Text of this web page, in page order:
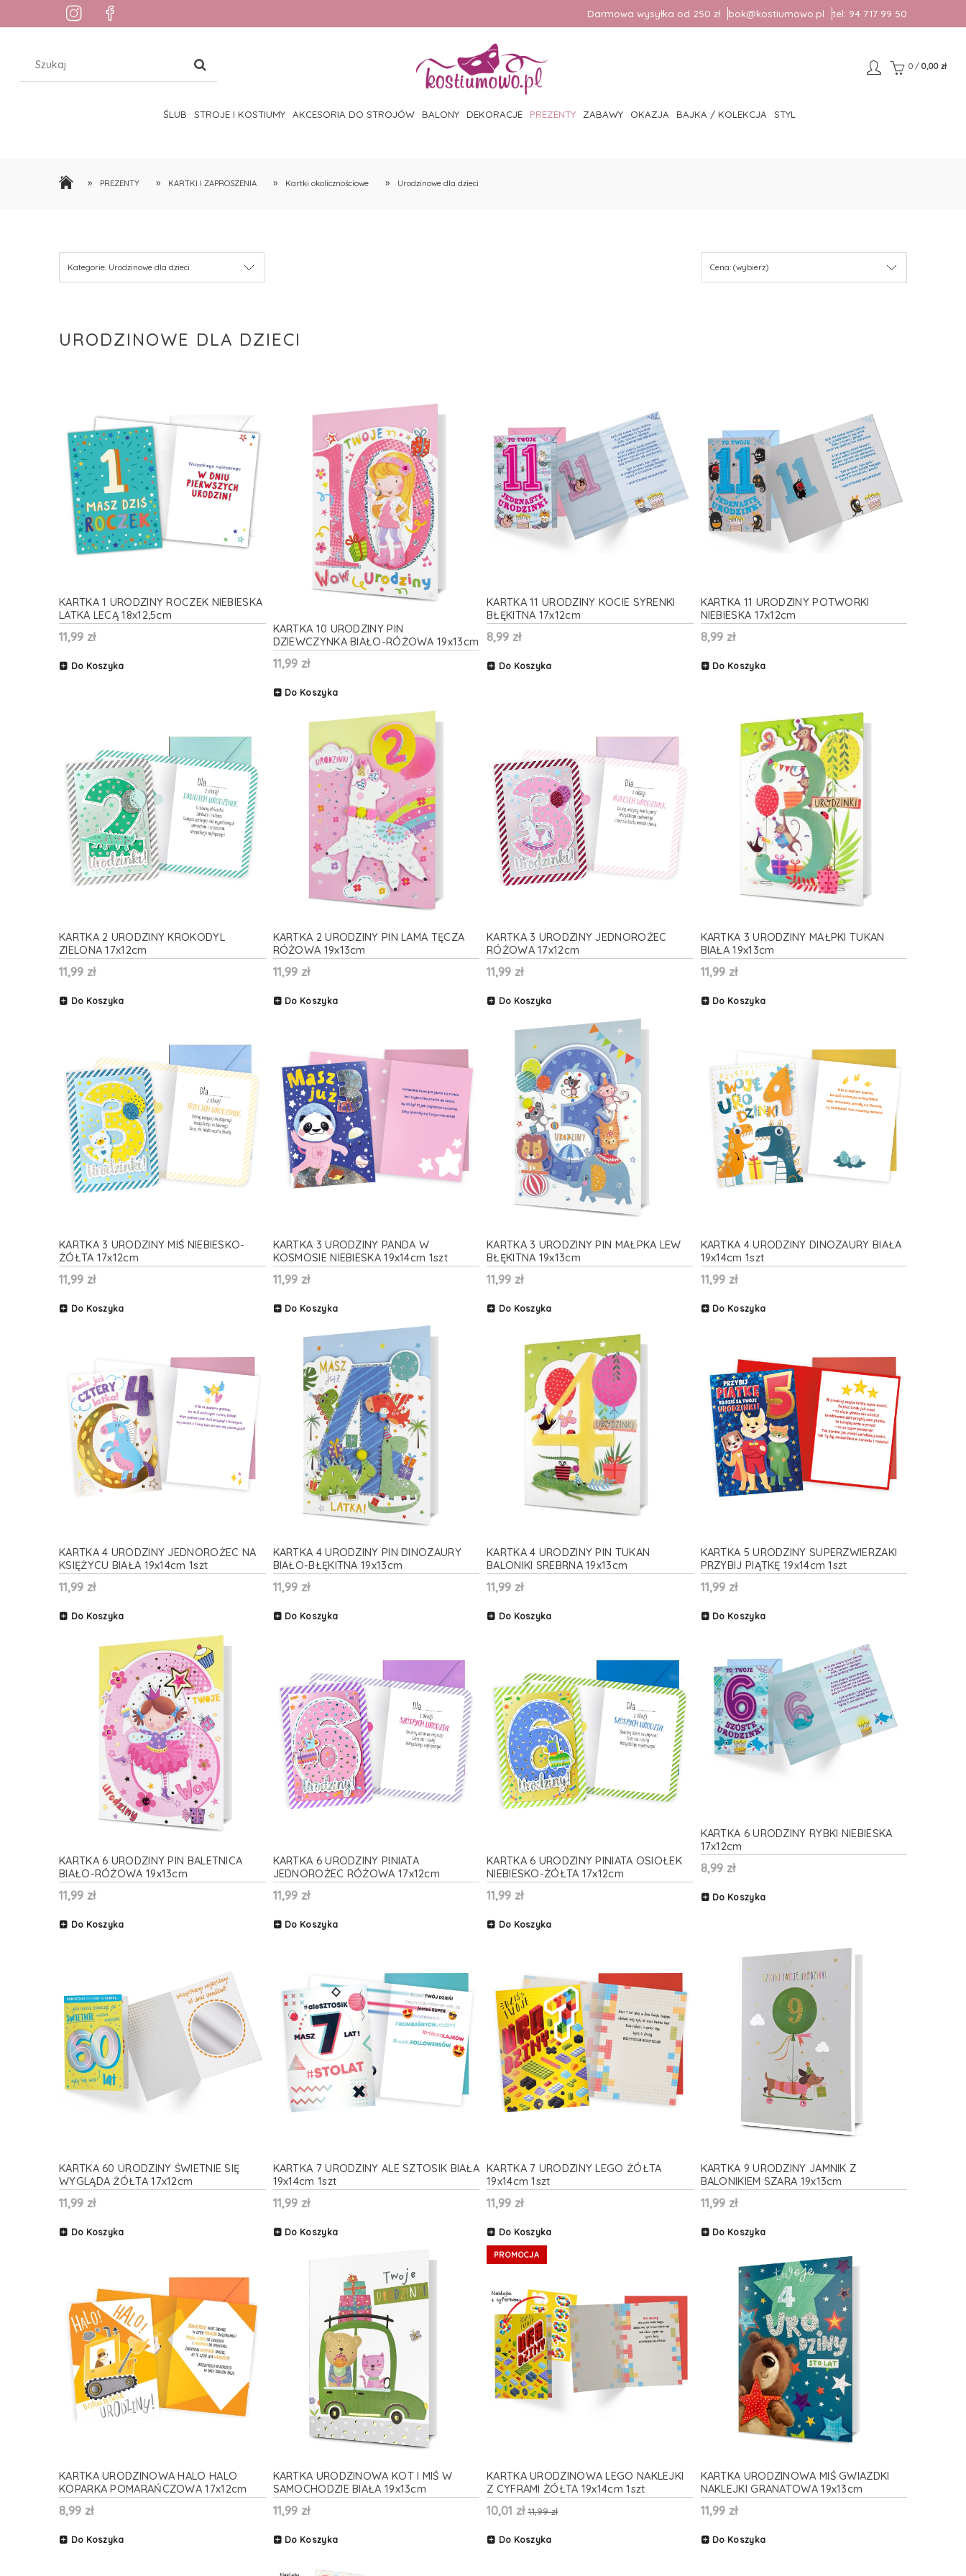
Darmowa wysyłka od 250 zł bok@kostiumowo.pl tel: 94 717 99 50
0 / 0,00 zł
ŚLUB STROJE I KOSTIUMY AKCESORIA DO STROJÓW BALONY DEKORACJE PREZENTY ZABAWY OKAZJA BAJKA / KOLEKCJA STYL
» PREZENTY » KARTKI I ZAPROSZENIA » Kartki okolicznościowe » Urodzinowe dla dzieci
Kategorie: Urodzinowe dla dzieci Cena: (wybierz)
URODZINOWE DLA DZIECI
KARTKA 1 URODZINY ROCZEK NIEBIESKA
LATKA LECĄ 18x12,5cm
11,99 zł
Do Koszyka
KARTKA 10 URODZINY PIN
DZIEWCZYNKA BIAŁO-RÓŻOWA 19x13cm
11,99 zł
Do Koszyka
KARTKA 11 URODZINY KOCIE SYRENKI
BŁĘKITNA 17x12cm
8,99 zł
Do Koszyka
KARTKA 11 URODZINY POTWORKI
NIEBIESKA 17x12cm
8,99 zł
Do Koszyka
KARTKA 2 URODZINY KROKODYL
ZIELONA 17x12cm
11,99 zł
Do Koszyka
KARTKA 2 URODZINY PIN LAMA TĘCZA
RÓŻOWA 19x13cm
11,99 zł
Do Koszyka
KARTKA 3 URODZINY JEDNOROŻEC
RÓŻOWA 17x12cm
11,99 zł
Do Koszyka
KARTKA 3 URODZINY MAŁPKI TUKAN
BIAŁA 19x13cm
11,99 zł
Do Koszyka
KARTKA 3 URODZINY MIŚ NIEBIESKO-
ŻÓŁTA 17x12cm
11,99 zł
Do Koszyka
KARTKA 3 URODZINY PANDA W
KOSMOSIE NIEBIESKA 19x14cm 1szt
11,99 zł
Do Koszyka
KARTKA 3 URODZINY PIN MAŁPKA LEW
BŁĘKITNA 19x13cm
11,99 zł
Do Koszyka
KARTKA 4 URODZINY DINOZAURY BIAŁA
19x14cm 1szt
11,99 zł
Do Koszyka
KARTKA 4 URODZINY JEDNOROŻEC NA
KSIĘŻYCU BIAŁA 19x14cm 1szt
11,99 zł
Do Koszyka
KARTKA 4 URODZINY PIN DINOZAURY
BIAŁO-BŁĘKITNA 19x13cm
11,99 zł
Do Koszyka
KARTKA 4 URODZINY PIN TUKAN
BALONIKI SREBRNA 19x13cm
11,99 zł
Do Koszyka
KARTKA 5 URODZINY SUPERZWIERZAKI
PRZYBIJ PIĄTKĘ 19x14cm 1szt
11,99 zł
Do Koszyka
KARTKA 6 URODZINY PIN BALETNICA
BIAŁO-RÓŻOWA 19x13cm
11,99 zł
Do Koszyka
KARTKA 6 URODZINY PINIATA
JEDNOROŻEC RÓŻOWA 17x12cm
11,99 zł
Do Koszyka
KARTKA 6 URODZINY PINIATA OSIOŁEK
NIEBIESKO-ŻÓŁTA 17x12cm
11,99 zł
Do Koszyka
KARTKA 6 URODZINY RYBKI NIEBIESKA
17x12cm
8,99 zł
Do Koszyka
KARTKA 60 URODZINY ŚWIETNIE SIĘ
WYGLĄDA ŻÓŁTA 17x12cm
11,99 zł
Do Koszyka
KARTKA 7 URODZINY ALE SZTOSIK BIAŁA
19x14cm 1szt
11,99 zł
Do Koszyka
KARTKA 7 URODZINY LEGO ŻÓŁTA
19x14cm 1szt
11,99 zł
Do Koszyka
KARTKA 9 URODZINY JAMNIK Z
BALONIKIEM SZARA 19x13cm
11,99 zł
Do Koszyka
KARTKA URODZINOWA HALO HALO
KOPARKA POMARAŃCZOWA 17x12cm
8,99 zł
Do Koszyka
KARTKA URODZINOWA KOT I MIŚ W
SAMOCHODZIE BIAŁA 19x13cm
11,99 zł
Do Koszyka
KARTKA URODZINOWA LEGO NAKLEJKI
Z CYFRAMI ŻÓŁTA 19x14cm 1szt
10,01 zł 11,99 zł
Do Koszyka
PROMOCJA
KARTKA URODZINOWA MIŚ GWIAZDKI
NAKLEJKI GRANATOWA 19x13cm
11,99 zł
Do Koszyka